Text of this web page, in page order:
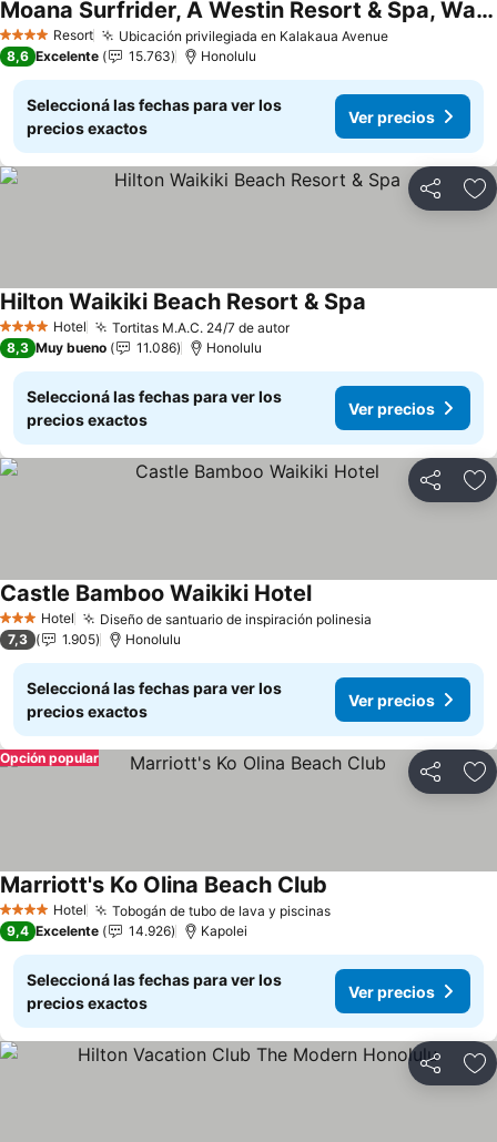
4 EstrellasResort Ubicación privilegiada en Kalakaua AvenueVer precios
Moana Surfrider, A Westin Resort & Spa, Waikiki Beach
Ver precios
8,6 Excelente 15.763 Honolulu
Seleccioná las fechas para ver los
precios exactos
Ver precios
Compartir
4 EstrellasHotel Tortitas M.A.C. 24/7 de autorVer precios
Hilton Waikiki Beach Resort & Spa
8,3 Muy bueno 11.086 Honolulu
Seleccioná las fechas para ver los
precios exactos
Ver precios
Compartir
3 Estrellas
Hotel Diseño de santuario de inspiración polinesia
Castle Bamboo Waikiki HotelVer precios
7,3 1.905 Honolulu
Seleccioná las fechas para ver los
precios exactos
Ver precios
Compartir
Opción popular
4 EstrellasHotel Tobogán de tubo de lava y piscinasVer precios
Marriott's Ko Olina Beach Club
9,4 Excelente 14.926 Kapolei
Seleccioná las fechas para ver los
precios exactos
Ver precios
Compartir